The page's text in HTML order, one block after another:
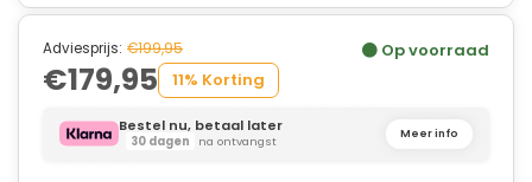
Adviesprijs: €199,95
€179,95 11% Korting
Op voorraad
Bestel nu, betaal later
30 dagen na ontvangst Meer info